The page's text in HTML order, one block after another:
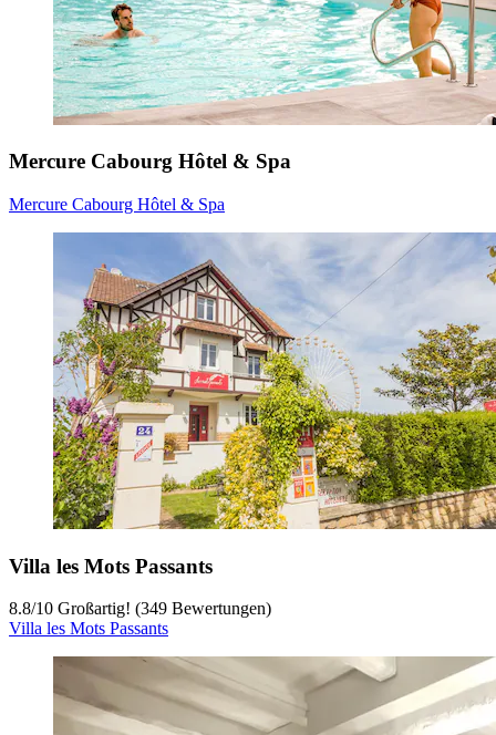
Mercure Cabourg Hôtel & Spa
Mercure Cabourg Hôtel & Spa
Villa les Mots Passants
8.8/10 Großartig! (349 Bewertungen)
Villa les Mots Passants